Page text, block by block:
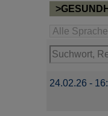
24.02.26 -